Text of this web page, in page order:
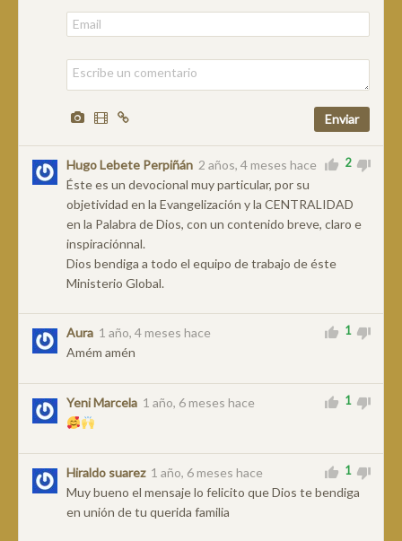
Hugo Lebete Perpiñán 2 años, 4 meses hace
Éste es un devocional muy particular, por su
objetividad en la Evangelización y la CENTRALIDAD
en la Palabra de Dios, con un contenido breve, claro e
inspiraciónnal.
Dios bendiga a todo el equipo de trabajo de éste
Ministerio Global.
2
Aura 1 año, 4 meses hace
Amém amén
1
Yeni Marcela 1 año, 6 meses hace 1
Hiraldo suarez 1 año, 6 meses hace
Muy bueno el mensaje lo felicito que Dios te bendiga
en unión de tu querida familia
1